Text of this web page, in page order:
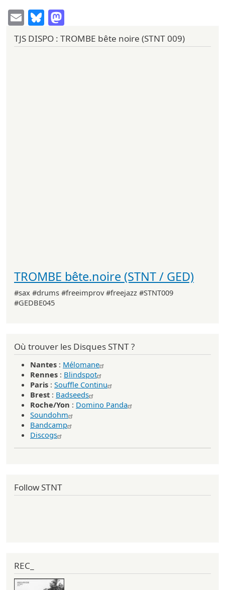
EmailBluesky
TJS DISPO : TROMBE bête noire (STNT 009)
TROMBE bête.noire (STNT / GED)
#sax #drums #freeimprov #freejazz #STNT009
#GEDBE045
Où trouver les Disques STNT ?
Nantes : Mélomane
Rennes : Blindspot
Paris : Souffle Continu
Brest : Badseeds
Roche/Yon : Domino Panda
Soundohm
Bandcamp
Discogs
Follow STNT
REC_